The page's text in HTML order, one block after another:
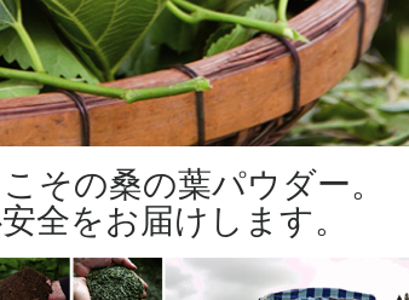
その桑の葉パウダー。
全をお届けします。